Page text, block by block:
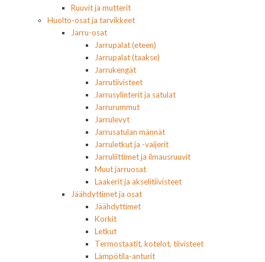
Ruuvit ja mutterit
Huolto-osat ja tarvikkeet
Jarru-osat
Jarrupalat (eteen)
Jarrupalat (taakse)
Jarrukengät
Jarrutiivisteet
Jarrusylinterit ja satulat
Jarrurummut
Jarrulevyt
Jarrusatulan männät
Jarruletkut ja -vaijerit
Jarruliittimet ja ilmausruuvit
Muut jarruosat
Laakerit ja akselitiivisteet
Jäähdyttimet ja osat
Jäähdyttimet
Korkit
Letkut
Termostaatit, kotelot, tiivisteet
Lämpötila-anturit